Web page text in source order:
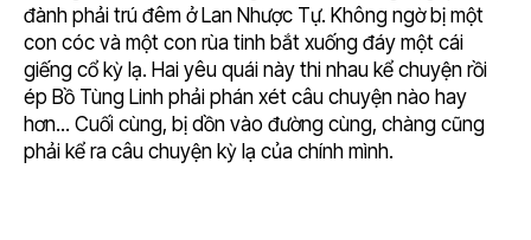
đành phải trú đêm ở Lan Nhược Tự. Không ngờ bị một
con cóc và một con rùa tinh bắt xuống đáy một cái
giếng cổ kỳ lạ. Hai yêu quái này thi nhau kể chuyện rồi
ép Bồ Tùng Linh phải phán xét câu chuyện nào hay
hơn... Cuối cùng, bị dồn vào đường cùng, chàng cũng
phải kể ra câu chuyện kỳ lạ của chính mình.